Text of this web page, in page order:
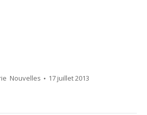
Nouvelles 17 juillet 2013